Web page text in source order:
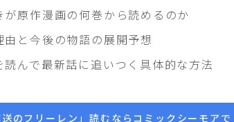
が原作漫画の何巻から読めるのか
と今後の物語の展開予想
んで最新話に追いつく具体的な方法
のフリーレン」読むならコミックシーモアで